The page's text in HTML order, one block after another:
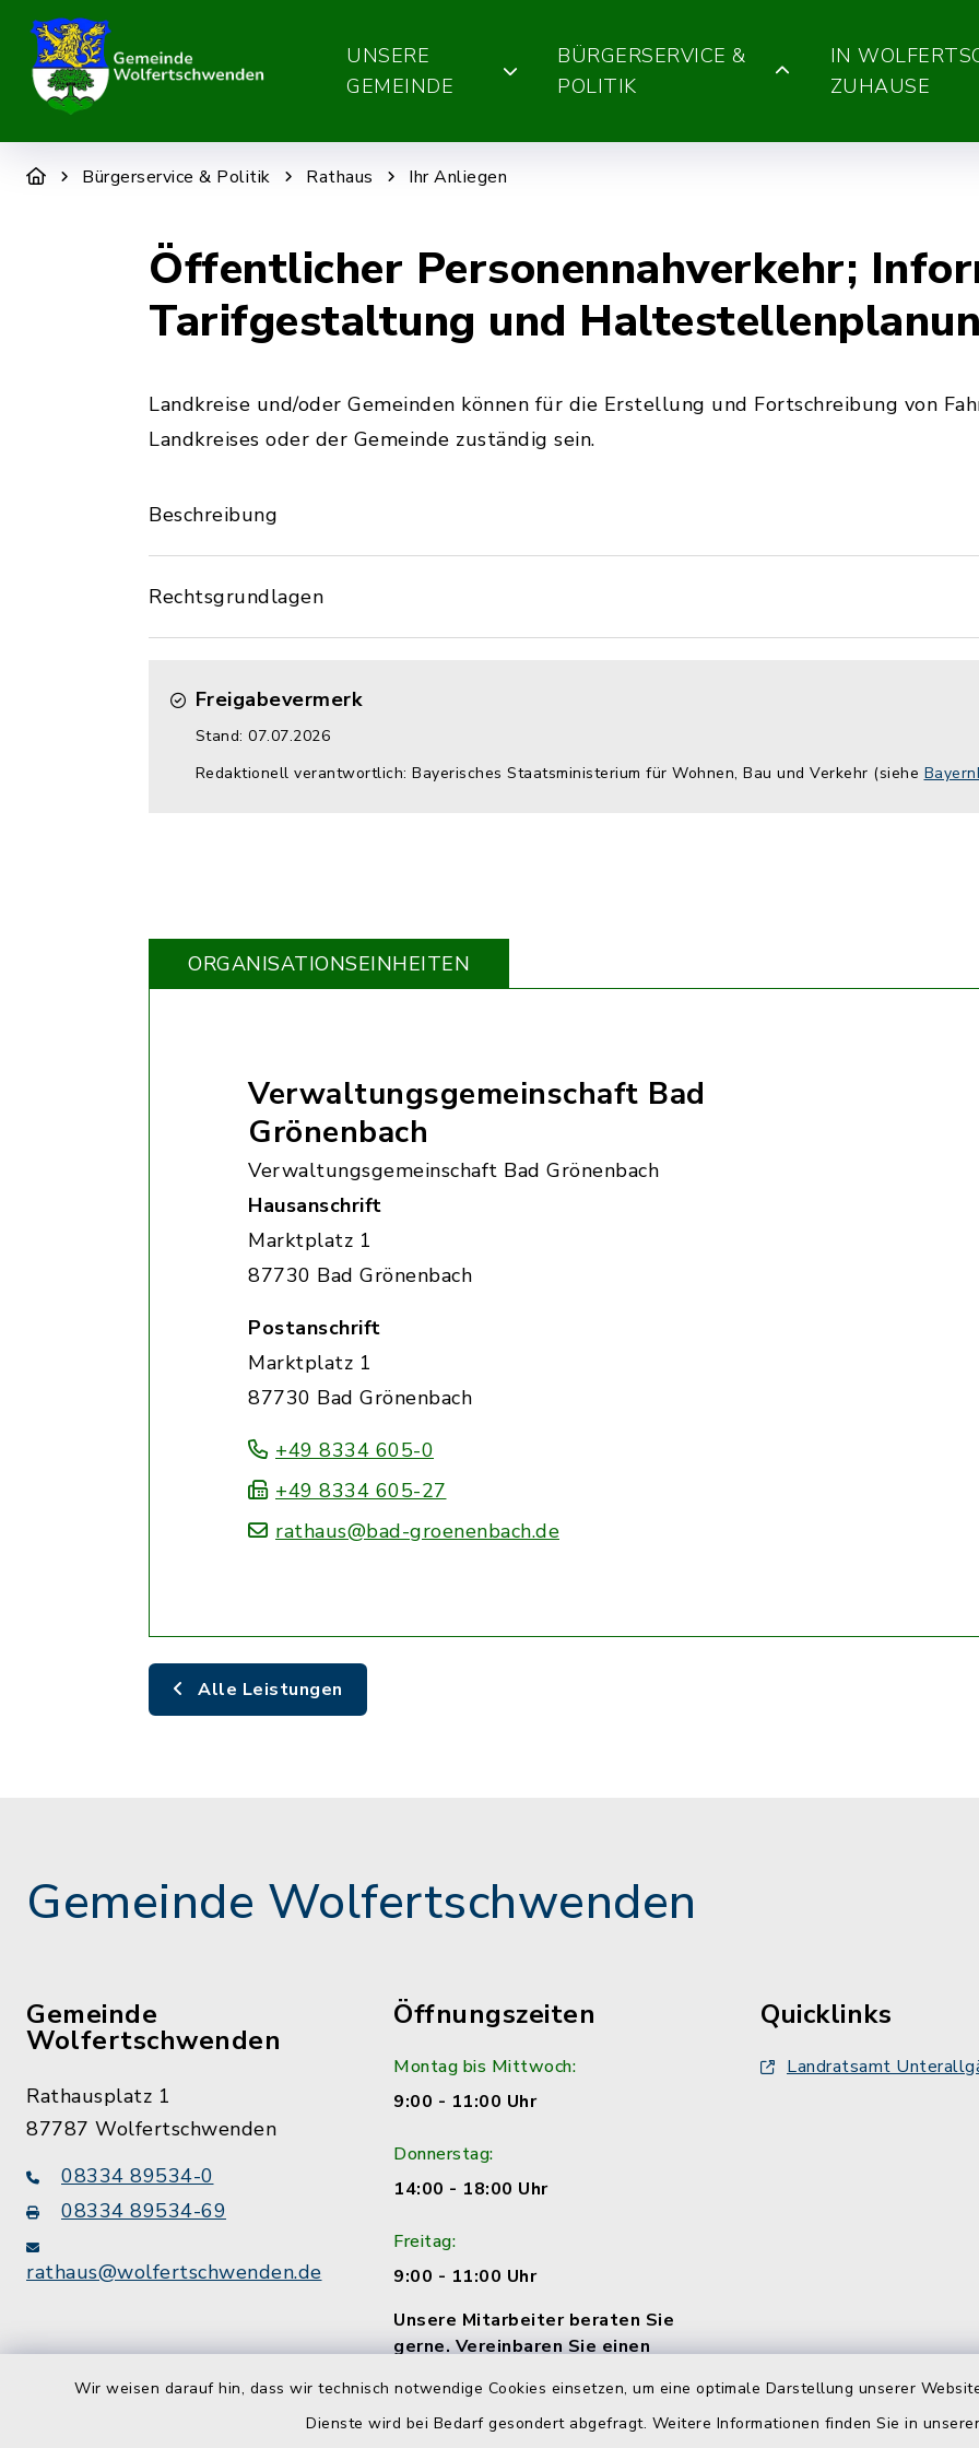
Wir weisen darauf hin, dass wir technisch notwendige Cookies einsetzen, um eine optimale Darstellung unserer
Dienste wird bei Bedarf gesondert abgefragt. Weitere Informationen finden Sie in
UNSERE
GEMEINDE
BÜRGERSERVICE &
POLITIK
IN
ZUHAUSE
Bürgerservice & Politik Rathaus Ihr Anliegen
Öffentlicher Personennahverkehr;
Tarifgestaltung und
Landkreise und/oder Gemeinden können für die Erstellung und Fortschreibung von
Landkreises oder der Gemeinde zuständig sein.
Beschreibung
Rechtsgrundlagen
Freigabevermerk
Stand: 07.07.2026
Redaktionell verantwortlich: Bayerisches Staatsministerium für Wohnen, Bau und Verkehr (siehe
ORGANISATIONS­EINHEITEN
Verwaltungsgemeinschaft Bad
Grönenbach
Verwaltungsgemeinschaft Bad Grönenbach
Hausanschrift
Marktplatz 1
87730 Bad Grönenbach
Postanschrift
Marktplatz 1
87730 Bad Grönenbach
+49 8334 605-0
+49 8334 605-27
rathaus@bad-groenenbach.de
Alle Leistungen
Gemeinde Wolfertschwenden
Gemeinde
Wolfertschwenden
Rathausplatz 1
87787 Wolfertschwenden
08334 89534-0
08334 89534-69
rathaus@wolfertschwenden.de
Öffnungszeiten
Montag bis Mittwoch:
9:00 - 11:00 Uhr
Donnerstag:
14:00 - 18:00 Uhr
Freitag:
9:00 - 11:00 Uhr
Unsere Mitarbeiter beraten Sie
gerne. Vereinbaren Sie einen
Quicklinks
Landratsamt